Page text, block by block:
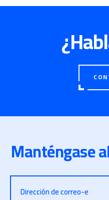
Manténgase
Dirección de correo-e